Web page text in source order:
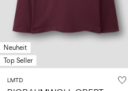
Neuheit
Top Seller
LMTD